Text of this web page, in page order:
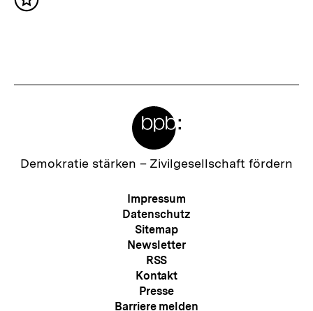
s
a
Inhalt
Zur
Demokratie stärken – Zivilgesellschaft fördern
Meta-
Navigation
Impressum
Datenschutz
Sitemap
Newsletter
RSS
Kontakt
Presse
Barriere melden